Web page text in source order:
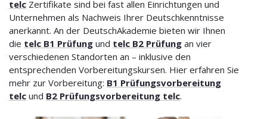
telc Zertifikate sind bei fast allen Einrichtungen und
Unternehmen als Nachweis Ihrer Deutschkenntnisse
anerkannt. An der DeutschAkademie bieten wir Ihnen
die telc B1 Prüfung und telc B2 Prüfung an vier
verschiedenen Standorten an – inklusive den
entsprechenden Vorbereitungskursen. Hier erfahren Sie
mehr zur Vorbereitung: B1 Prüfungsvorbereitung
telc und B2 Prüfungsvorbereitung telc.